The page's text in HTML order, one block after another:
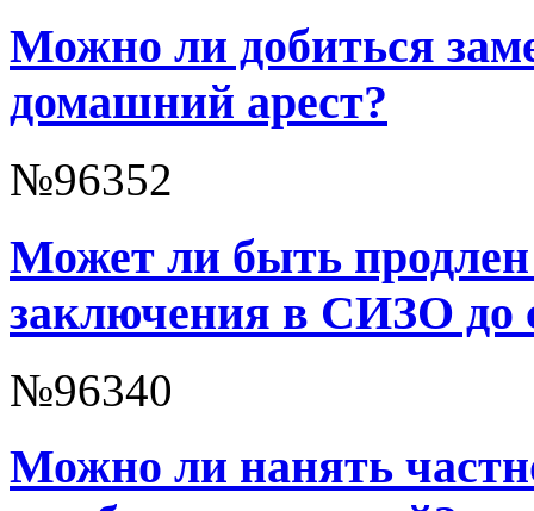
Можно ли добиться
домашний арест?
№96352
Может ли быть
заключения в СИЗО до
№96340
Можно ли нанять